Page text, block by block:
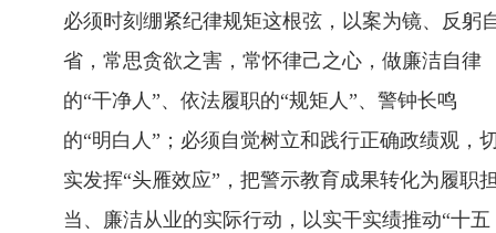
必须时刻绷紧纪律规矩这根弦，以案为镜、反躬
省，常思贪欲之害，常怀律己之心，做廉洁自律
的“干净人”、依法履职的“规矩人”、警钟长鸣
的“明白人”；必须自觉树立和践行正确政绩观，
实发挥“头雁效应”，把警示教育成果转化为履职
当、廉洁从业的实际行动，以实干实绩推动“十五